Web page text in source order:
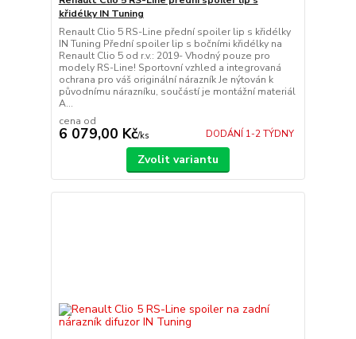
křidélky IN Tuning
Renault Clio 5 RS-Line přední spoiler lip s křidélky
IN Tuning Přední spoiler lip s bočními křidélky na
Renault Clio 5 od r.v.: 2019- Vhodný pouze pro
modely RS-Line! Sportovní vzhled a integrovaná
ochrana pro váš originální nárazník Je nýtován k
původnímu nárazníku, součástí je montážní materiál
A...
cena od
6 079,00 Kč/ks DODÁNÍ 1-2 TÝDNY
Zvolit variantu